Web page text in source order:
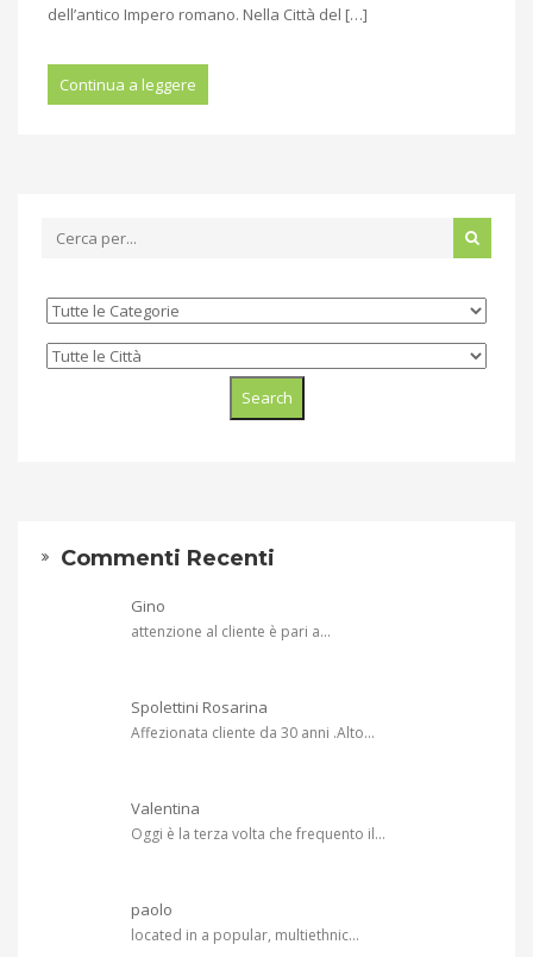
dell’antico Impero romano. Nella Città del […]
Continua a leggere
Commenti Recenti
Gino
attenzione al cliente è pari a...
Spolettini Rosarina
Affezionata cliente da 30 anni .Alto...
Valentina
Oggi è la terza volta che frequento il...
paolo
located in a popular, multiethnic...